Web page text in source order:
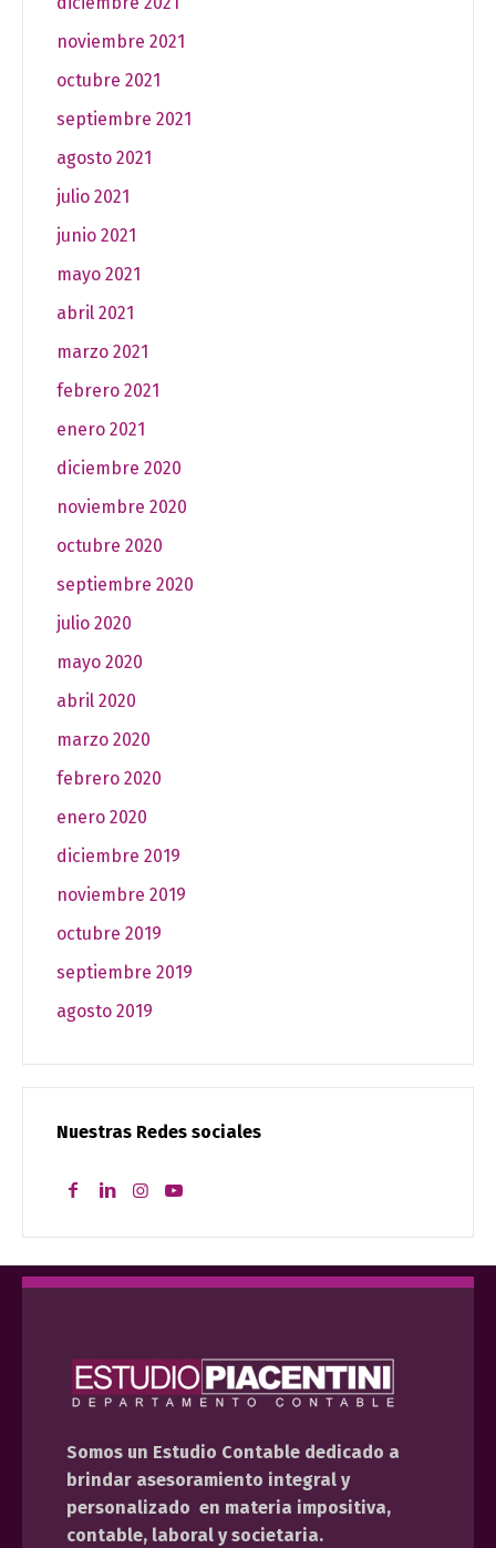
noviembre 2021
octubre 2021
septiembre 2021
agosto 2021
julio 2021
junio 2021
mayo 2021
abril 2021
marzo 2021
febrero 2021
enero 2021
diciembre 2020
noviembre 2020
octubre 2020
septiembre 2020
julio 2020
mayo 2020
abril 2020
marzo 2020
febrero 2020
enero 2020
diciembre 2019
noviembre 2019
octubre 2019
septiembre 2019
agosto 2019
Nuestras Redes sociales
Somos un Estudio Contable dedicado a
brindar asesoramiento integral y
personalizado en materia impositiva,
contable, laboral y societaria.